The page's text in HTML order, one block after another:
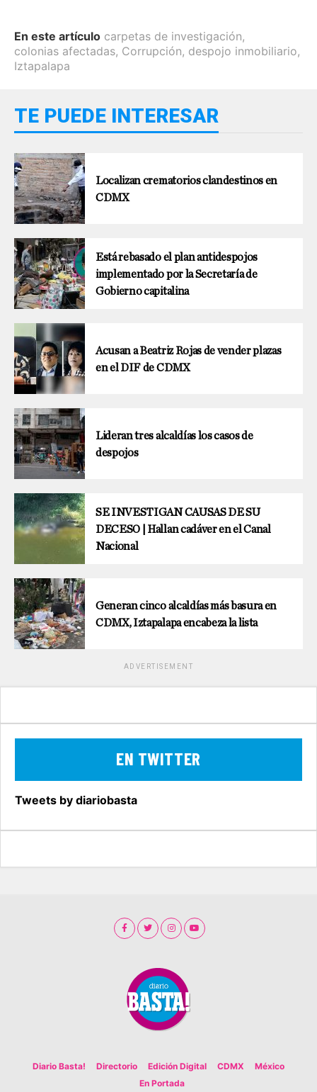
En este artículo carpetas de investigación,
colonias afectadas, Corrupción, despojo inmobiliario,
Iztapalapa
TE PUEDE INTERESAR
Localizan crematorios clandestinos en
CDMX
Está rebasado el plan antidespojos
implementado por la Secretaría de
Gobierno capitalina
Acusan a Beatriz Rojas de vender plazas
en el DIF de CDMX
Lideran tres alcaldías los casos de
despojos
SE INVESTIGAN CAUSAS DE SU
DECESO | Hallan cadáver en el Canal
Nacional
Generan cinco alcaldías más basura en
CDMX, Iztapalapa encabeza la lista
ADVERTISEMENT
EN TWITTER
Tweets by diariobasta
Diario Basta! Directorio Edición Digital CDMX
México
En Portada